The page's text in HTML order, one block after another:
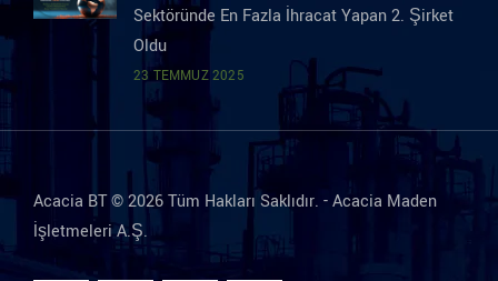
Sektöründe En Fazla İhracat Yapan 2. Şirket
Oldu
23 TEMMUZ 2025
Acacia BT © 2026 Tüm Hakları Saklıdır. -Acacia Maden
İşletmeleri A.Ş.